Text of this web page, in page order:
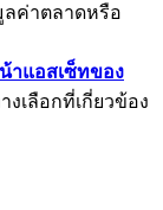
ค่าตลาดหรือ
าแอสเซ็ทของ
เลือกที่เกี่ยวข้อง